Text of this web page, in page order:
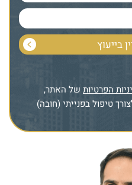
הפרטיות של האתר,
טיפול בפנייתי (חובה)